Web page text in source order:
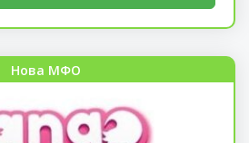
Нова МФО